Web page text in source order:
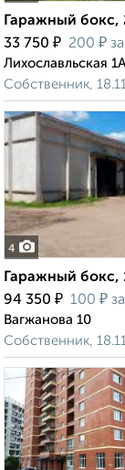
Гаражный бокс,
33 750 ₽ 200 ₽
Лихославльская
Собственник,
4
Гаражный бокс,
94 350 ₽ 100 ₽
Вагжанова 10
Собственник,